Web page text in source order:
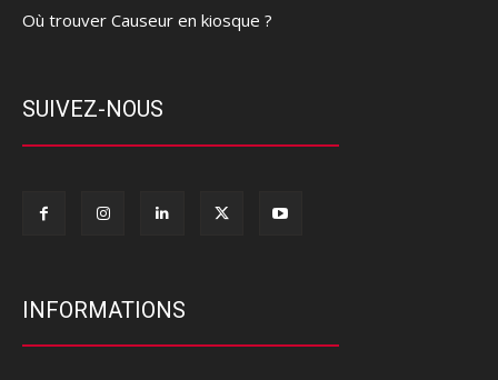
Où trouver Causeur en kiosque ?
SUIVEZ-NOUS
INFORMATIONS